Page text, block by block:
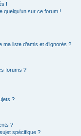
!
quelqu’un sur ce forum !
liste d’amis et d’ignorés ?
forums ?
?
?
spécifique ?